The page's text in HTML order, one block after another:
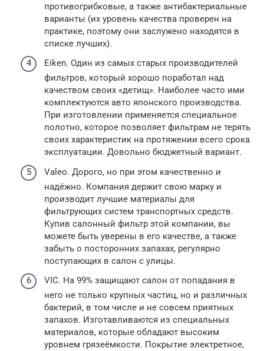
противогрибковые, а также антибактериальные
варианты (их уровень качества проверен на
практике, поэтому они заслужено находятся в
списке лучших).
Eiken. Один из самых старых производителей
фильтров, который хорошо поработал над
качеством своих «детищ». Наиболее часто ими
комплектуются авто японского производства.
При изготовлении применяется специальное
полотно, которое позволяет фильтрам не терять
своих характеристик на протяжении всего срока
эксплуатации. Довольно бюджетный вариант.
Valeo. Дорого, но при этом качественно и
надёжно. Компания держит свою марку и
производит лучшие материалы для
фильтрующих систем транспортных средств.
Купив салонный фильтр этой компании, вы
можете быть уверены в его качестве, а также
забыть о посторонних запахах, регулярно
поступающих в салон с улицы.
VIC. На 99% защищают салон от попадания в
него не только крупных частиц, но и различных
бактерий, в том числе и не совсем приятных
запахов. Изготавливаются из специальных
материалов, которые обладают высоким
уровнем грязеёмкости. Покрытие электретное,